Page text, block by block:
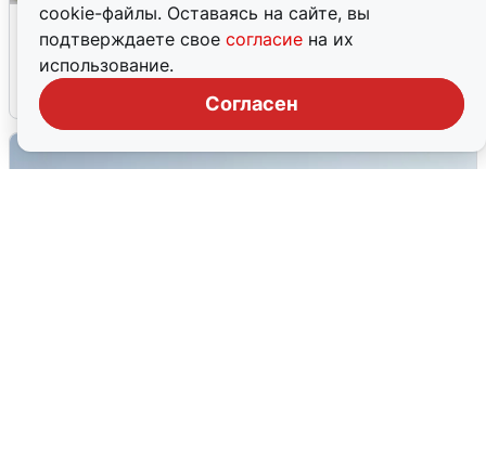
cookie-файлы. Оставаясь на сайте, вы
подтверждаете свое согласие на их
использование.
Согласен
Волгоградцы остались без
мобильного интернета
6 августа